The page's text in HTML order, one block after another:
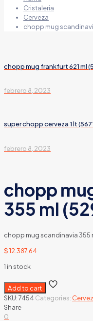
Cristaleria
Cerveza
chopp mug
chopp mug frankfurt 621 ml
febrero 8, 2023
super chopp cerveza 1 lt
febrero 8, 2023
chopp
355 ml
chopp mug scandinavia 355
$12.387,64
1 in stock
Add to cart
SKU:7454 Categories:
Share
0